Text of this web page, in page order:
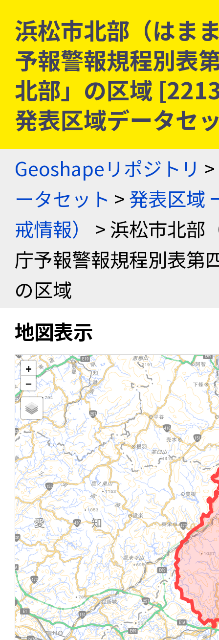
浜松市北部（はま
予報警報規程別表
北部」の区域
発表区域データセ
Geoshapeリポジトリ >
ータセット >発表区域
戒情報）
> 浜松市北部
庁予報警報規程別表第
の区域
地図表示
+
−